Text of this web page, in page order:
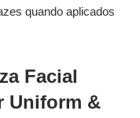
quando aplicados
Facial
Uniform &